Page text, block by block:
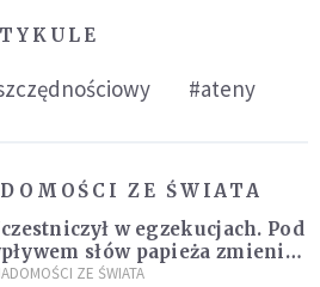
#ateny
ZE ŚWIATA
w egzekucjach. Pod
słów papieża zmienił
ZE ŚWIATA